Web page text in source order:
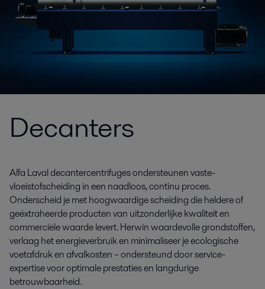
Decanters
Alfa Laval decantercentrifuges ondersteunen vaste-
vloeistofscheiding in een naadloos, continu proces.
Onderscheid je met hoogwaardige scheiding die heldere of
geëxtraheerde producten van uitzonderlijke kwaliteit en
commerciële waarde levert. Herwin waardevolle grondstoffen,
verlaag het energieverbruik en minimaliseer je ecologische
voetafdruk en afvalkosten – ondersteund door service-
expertise voor optimale prestaties en langdurige
betrouwbaarheid.